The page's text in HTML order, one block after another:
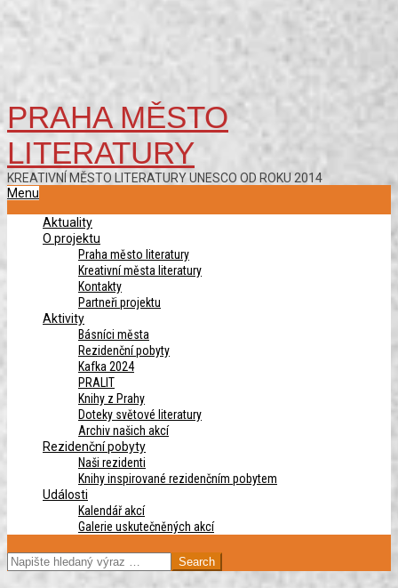
PRAHA MĚSTO
LITERATURY
KREATIVNÍ MĚSTO LITERATURY UNESCO OD ROKU 2014
Primary
Menu
Aktuality
O projektu
Praha město literatury
Kreativní města literatury
Kontakty
Partneři projektu
Aktivity
Básníci města
Rezidenční pobyty
Kafka 2024
PRALIT
Knihy z Prahy
Doteky světové literatury
Archiv našich akcí
Rezidenční pobyty
Naši rezidenti
Knihy inspirované rezidenčním pobytem
Události
Kalendář akcí
Galerie uskutečněných akcí
SEARCH